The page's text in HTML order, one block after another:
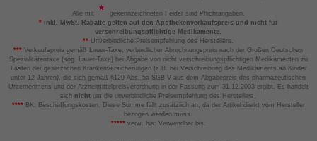
Alle mit
gekennzeichneten Felder sind Pflichtangaben.
*inkl. MwSt. Rabatte gelten auf den Apothekenverkaufspreis und nicht für
verschreibungspflichtige Medikamente.
** Unverbindliche Preisempfehlung des Herstellers.
*** Verkaufspreis gemäß Lauer-Taxe; verbindlicher Abrechnungspreis nach der Großen Deutschen
Spezialitätentaxe (sog. Lauer-Taxe) bei Abgabe von nicht verschreibungspflichtigen Medikamenten zu
Lasten der gesetzlichen Krankenversicherungen (z.B. bei Verschreibung des Medikaments an Kinder
unter 12 Jahren), die sich gemäß §129 Abs. 5a SGB V aus dem Abgabepreis des pharmazeutischen
Unternehmens und der Arzneimittelpreisverordnung in der Fassung zum 31.12.2003 ergibt. Es handelt
sich nicht um die unverbindliche Preisempfehlung des Herstellers.
****BK: Beschaffungskosten. Diese Summe fällt zusätzlich an, da der Artikel direkt vom Hersteller
bezogen werden muss.
*****verw. bis: Verwendbar bis.